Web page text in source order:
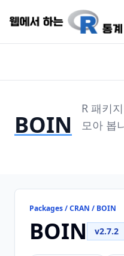
BOIN
R 패키
모아 봅
Packages / CRAN / BOIN
BOIN v2.7.2